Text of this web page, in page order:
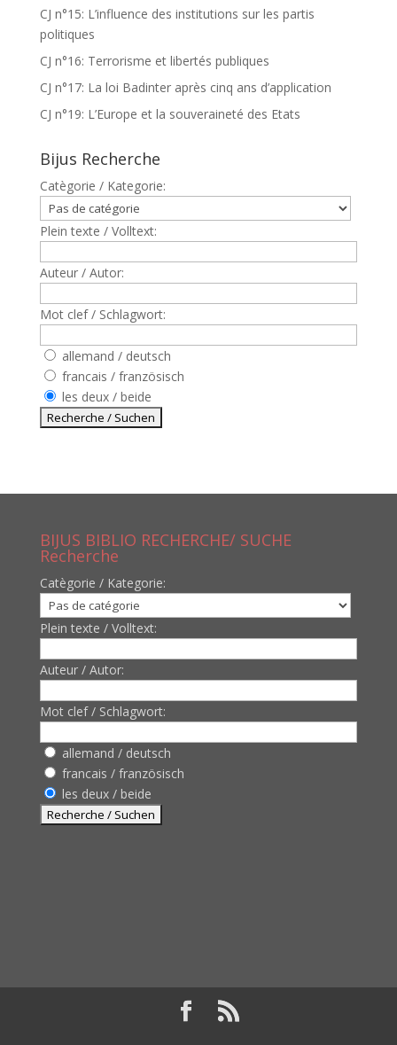
CJ n°15: L’influence des institutions sur les partis
politiques
CJ n°16: Terrorisme et libertés publiques
CJ n°17: La loi Badinter après cinq ans d’application
CJ n°19: L’Europe et la souveraineté des Etats
Bijus Recherche
Catègorie / Kategorie:
Plein texte / Volltext:
Auteur / Autor:
Mot clef / Schlagwort:
allemand / deutsch
francais / französisch
les deux / beide
BIJUS BIBLIO RECHERCHE/ SUCHE
Recherche
Catègorie / Kategorie:
Plein texte / Volltext:
Auteur / Autor:
Mot clef / Schlagwort:
allemand / deutsch
francais / französisch
les deux / beide